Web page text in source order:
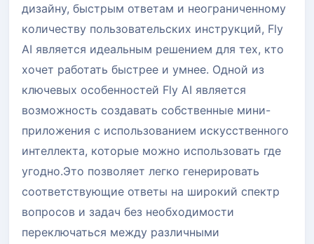
дизайну, быстрым ответам и неограниченному
количеству пользовательских инструкций, Fly
AI является идеальным решением для тех, кто
хочет работать быстрее и умнее. Одной из
ключевых особенностей Fly AI является
возможность создавать собственные мини-
приложения с использованием искусственного
интеллекта, которые можно использовать где
угодно.Это позволяет легко генерировать
соответствующие ответы на широкий спектр
вопросов и задач без необходимости
переключаться между различными